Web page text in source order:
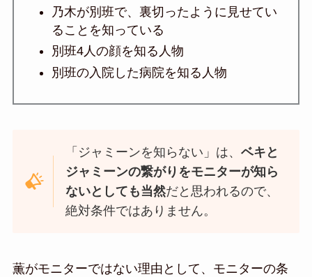
乃木が別班で、裏切ったように見せてい
ることを知っている
別班4人の顔を知る人物
別班の入院した病院を知る人物
「ジャミーンを知らない」は、ベキと
ジャミーンの繋がりをモニターが知ら
ないとしても当然だと思われるので、
絶対条件ではありません。
薫がモニターではない理由として、モニターの条